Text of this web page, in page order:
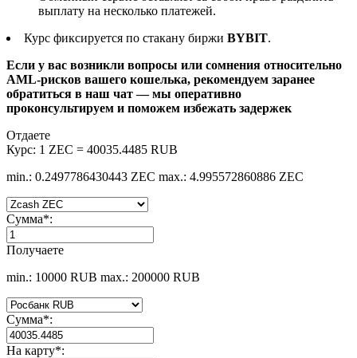
выплату на несколько платежей.
Курс фиксируется по стакану биржи BYBIT.
Если у вас возникли вопросы или сомнения относительно
AML-рисков вашего кошелька, рекомендуем заранее
обратиться в наш чат — мы оперативно
проконсультируем и поможем избежать задержек
Отдаете
Курс: 1 ZEC = 40035.4485 RUB
min.: 0.2497786430443 ZEC max.: 4.995572860886 ZEC
Сумма*:
Получаете
min.: 10000 RUB max.: 200000 RUB
Сумма*:
На карту*: